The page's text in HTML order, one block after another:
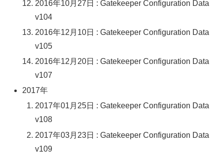
2016年10月27日 : Gatekeeper Configuration Data
v104
2016年12月10日 : Gatekeeper Configuration Data
v105
2016年12月20日 : Gatekeeper Configuration Data
v107
2017年
2017年01月25日 : Gatekeeper Configuration Data
v108
2017年03月23日 : Gatekeeper Configuration Data
v109